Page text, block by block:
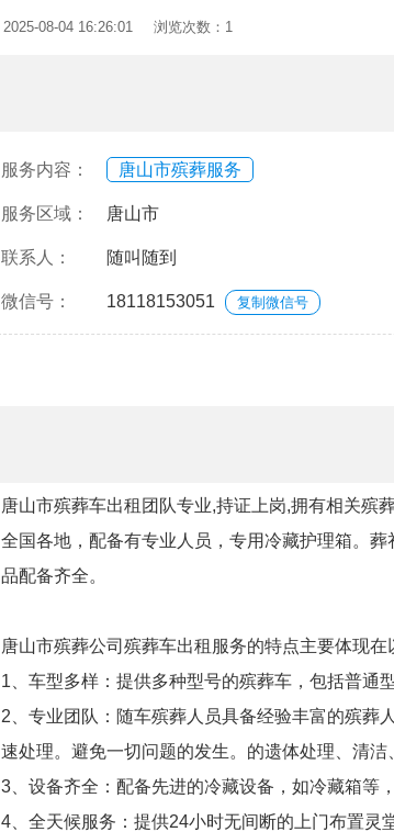
2025-08-04 16:26:01 浏览次数：1
服务内容： 唐山市殡葬服务
服务区域： 唐山市
联系人： 随叫随到
微信号： 18118153051 复制微信号
唐山市殡葬车出租团队专业,持证上岗,拥有相关殡
全国各地，配备有专业人员，专用冷藏护理箱。
品配备齐全。
唐山市殡葬公司殡葬车出租服务的特点主要体现在
1、车型多样：提供多种型号的殡葬车，包括普通
2、专业团队：随车殡葬人员具备经验丰富的殡葬
速处理。避免一切问题的发生。的遗体处理、清
3、设备齐全：配备先进的冷藏设备，如冷藏箱等
4、全天候服务：提供24小时无间断的上门布置灵